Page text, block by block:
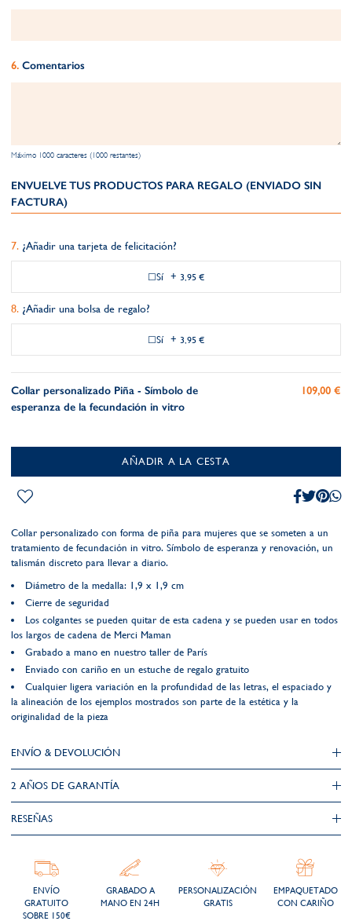
Comentarios
Máximo 1000 caracteres (1000 restantes)
ENVUELVE TUS PRODUCTOS PARA REGALO (ENVIADO SIN
FACTURA)
¿Añadir una tarjeta de felicitación?
Sí + 3,95 €
¿Añadir una bolsa de regalo?
Sí + 3,95 €
Collar personalizado Piña - Símbolo de
esperanza de la fecundación in vitro
109,00 €
AÑADIR A LA CESTA
Collar personalizado con forma de piña para mujeres que se someten a un
tratamiento de fecundación in vitro. Símbolo de esperanza y renovación, un
talismán discreto para llevar a diario.
Diámetro de la medalla: 1,9 x 1,9 cm
Cierre de seguridad
Los colgantes se pueden quitar de esta cadena y se pueden usar en todos
los largos de cadena de Merci Maman
Grabado a mano en nuestro taller de París
Enviado con cariño en un estuche de regalo gratuito
Cualquier ligera variación en la profundidad de las letras, el espaciado y
la alineación de los ejemplos mostrados son parte de la estética y la
originalidad de la pieza
ENVÍO & DEVOLUCIÓN
2 AÑOS DE GARANTÍA​
RESEÑAS
ENVÍO
GRATUITO
SOBRE 150€
GRABADO A
MANO EN 24H
PERSONALIZACIÓN
GRATIS
EMPAQUETADO
CON CARIÑO